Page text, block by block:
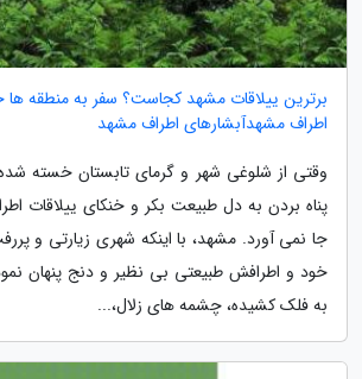
برترین ییلاقات مشهد کجاست؟ سفر به منطقه
اطراف مشهدآبشارهای اطراف مشهد
وقتی از شلوغی شهر و گرمای تابستان خسته شده
پناه بردن به دل طبیعت بکر و خنکای ییلاقات
جا نمی آورد. مشهد، با اینکه شهری زیارتی و
خود و اطرافش طبیعتی بی نظیر و دنج پنهان
به فلک کشیده، چشمه های زلال،...